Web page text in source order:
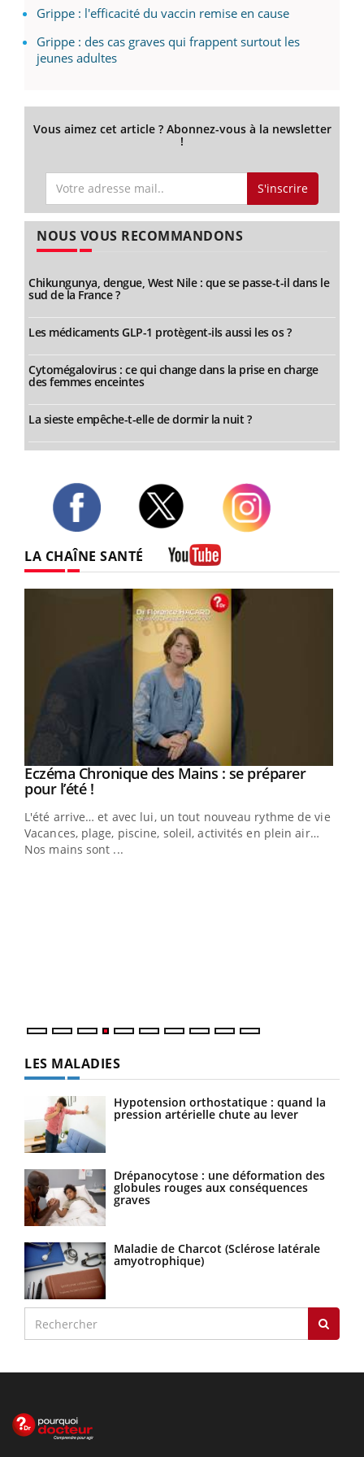
Grippe : l'efficacité du vaccin remise en cause
Grippe : des cas graves qui frappent surtout les
jeunes adultes
Vous aimez cet article ? Abonnez-vous à la newsletter
!
S'inscrire
NOUS VOUS RECOMMANDONS
Chikungunya, dengue, West Nile : que se passe-t-il dans le
sud de la France ?
Les médicaments GLP-1 protègent-ils aussi les os ?
Cytomégalovirus : ce qui change dans la prise en charge
des femmes enceintes
La sieste empêche-t-elle de dormir la nuit ?
LA CHAÎNE SANTÉ
Youtube
Eczéma Chronique des Mains : se préparer
pour l’été !Youtube
L'été arrive… et avec lui, un tout nouveau rythme de vie !
Vacances, plage, piscine, soleil, activités en plein air…
Nos mains sont ...
LES MALADIES
Hypotension orthostatique : quand la
pression artérielle chute au lever
Drépanocytose : une déformation des
globules rouges aux conséquences
graves
Maladie de Charcot (Sclérose latérale
amyotrophique)